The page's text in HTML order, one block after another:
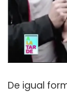
De igual